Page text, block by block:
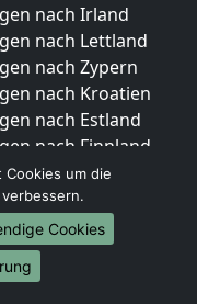
nach Irland
nach Lettland
nach Zypern
nach Kroatien
nach Estland
nach Finnland
nach Frankreich
nach
nach Italien
nach
um die
Cookies